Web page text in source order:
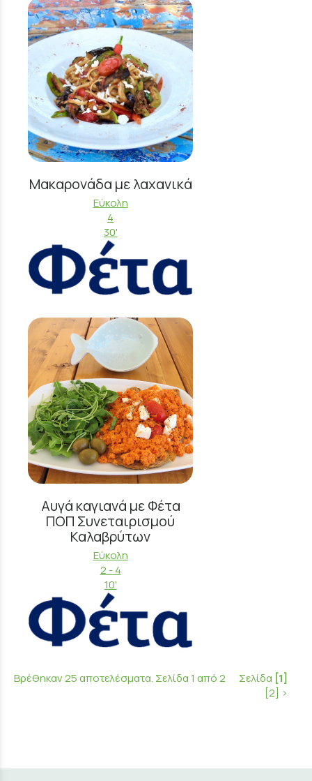
Μακαρονάδα με λαχανικά
Εύκολη
4
30'
Αυγά καγιανά με Φέτα
ΠΟΠ Συνεταιρισμού
Καλαβρύτων
Εύκολη
2 - 4
10'
Βρέθηκαν 25 αποτελέσματα. Σελίδα 1 από 2 Σελίδα [1]
[2] >